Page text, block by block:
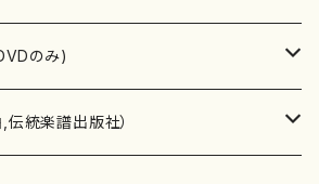
ウ)
のみ)
等）演奏家
統楽譜出版社）